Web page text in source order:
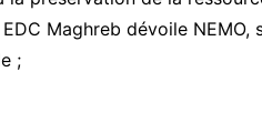
Maghreb dévoile
;